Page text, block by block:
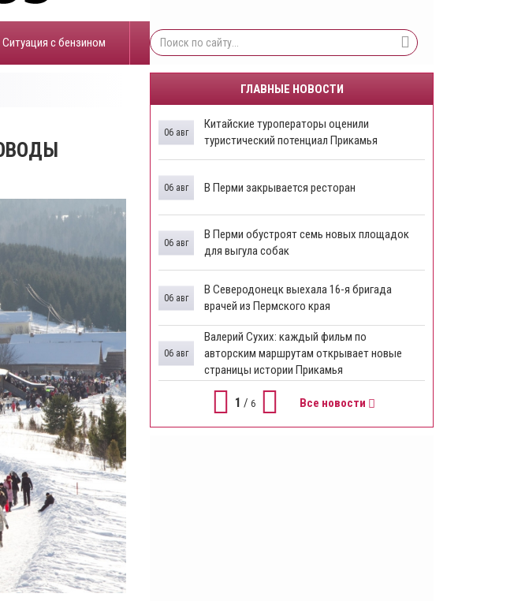
​Ситуация с бензином
ГЛАВНЫЕ НОВОСТИ
Китайские туроператоры оценили
туристический потенциал Прикамья
06 авг
В Перми закрывается ресторан
06 авг
​В Перми обустроят семь новых площадок
для выгула собак
06 авг
В Северодонецк выехала 16-я бригада
врачей из Пермского края
06 авг
​Валерий Сухих: каждый фильм по
авторским маршрутам открывает новые
страницы истории Прикамья
06 авг
1 / 6 Все новости